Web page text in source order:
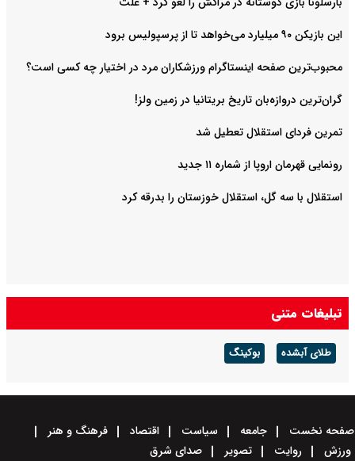
این بازیکن ۹۰ میلیارد می‌خواهد تا از پرسپولیس برود
محبوب‌ترین صفحه اینستاگرام ورزشکاران مرد در اختیار چه کسی است؟
گران‌ترین دروازه‌بان تاریخ بریتانیا در زمین ولز!
تمرین فردای استقلال تعطیل شد
رونمایی قهرمان اروپا از شماره ۱۱ جدید
استقلال با سه گل، استقلال خوزستان را بدرقه کرد
تبلیغات متنی
طلای آبشده بوکینگ
صفحه نخست جامعه سیاست اقتصاد
فرهنگ و هنر
ورزش
روایت تصویر صدای شرق